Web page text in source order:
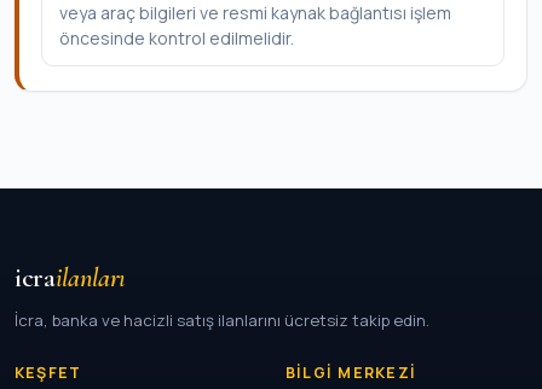
veya araç bilgileri ve resmi kaynak bağlantısı işlem
öncesinde kontrol edilmelidir.
icrailanları
İcra, banka ve hacizli satış ilanlarını ücretsiz takip edin.
KEŞFET BILGI MERKEZI